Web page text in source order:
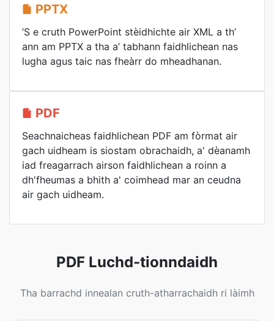
PPTX
’S e cruth PowerPoint stèidhichte air XML a th’
ann am PPTX a tha a’ tabhann faidhlichean nas
lugha agus taic nas fheàrr do mheadhanan.
PDF
Seachnaicheas faidhlichean PDF am fòrmat air
gach uidheam is siostam obrachaidh, a' dèanamh
iad freagarrach airson faidhlichean a roinn a
dh'fheumas a bhith a' coimhead mar an ceudna
air gach uidheam.
PDF Luchd-tionndaidh
Tha barrachd innealan cruth-atharrachaidh ri làimh